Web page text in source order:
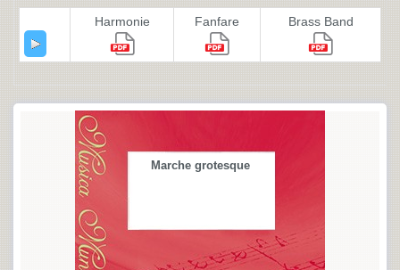
Harmonie Fanfare Brass Band
Marche grotesque